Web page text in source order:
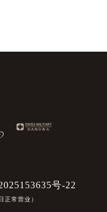
号-22
正常营业）